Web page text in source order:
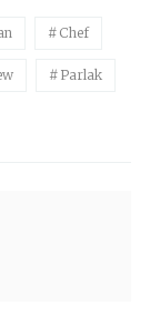
Chef
Parlak